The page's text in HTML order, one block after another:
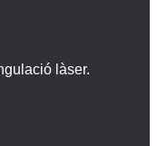
làser.